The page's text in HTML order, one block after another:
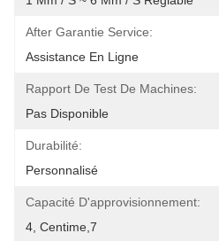
After Garantie Service:
Assistance En Ligne
Rapport De Test De Machines:
Pas Disponible
Durabilité:
Personnalisé
Capacité D'approvisionnement:
4, Centime,7